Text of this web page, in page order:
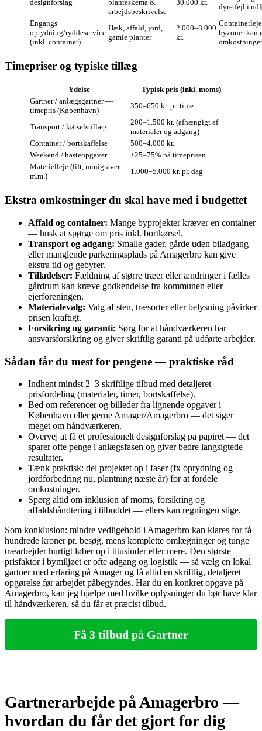
designforslag
planteskema &
arbejdsbeskrivelse
30.000 kr.
dyre fejl i
Engangs
oprydning/ryddeservice
(inkl. container)
Hæk, affald, jord,
gamle planter
2.000–8.000
kr.
byzoner kan
Timepriser og typiske tillæg
Ydelse
Typisk pris (inkl. moms)
Gartner / anlægsgartner —
timepris (København)
350–650 kr. pr. time
Transport / kørselstillæg
200–1.500 kr. (afhængigt af
materialer og adgang)
Container / bortskaffelse
500–4.000 kr.
Weekend / hasteopgaver
+25–75% på timeprisen
Materielleje (lift, minigraver
m.m.)
1.000–5.000 kr. pr. dag
Ekstra omkostninger du skal have med i budgettet
Affald og container: Mange byprojekter kræver en container
— husk at spørge om pris inkl. bortkørsel.
Transport og adgang: Smalle gader, gårde uden biladgang
eller manglende parkeringsplads på Amagerbro kan give
ekstra tid og gebyrer.
Tilladelser: Fældning af større træer eller ændringer i fælles
gårdrum kan kræve godkendelse fra kommunen eller
ejerforeningen.
Materialevalg: Valg af sten, træsorter eller belysning påvirker
prisen kraftigt.
Forsikring og garanti: Sørg for at håndværkeren har
ansvarsforsikring og giver skriftlig garanti på udførte arbejder.
Sådan får du mest for pengene — praktiske råd
Indhent mindst 2–3 skriftlige tilbud med detaljeret
prisfordeling (materialer, timer, bortskaffelse).
Bed om referencer og billeder fra lignende opgaver i
København eller gerne Amager/Amagerbro — det siger
meget om håndværkeren.
Overvej at få et professionelt designforslag på papiret — det
sparer ofte penge i anlægsfasen og giver bedre langsigtede
resultater.
Tænk praktisk: del projektet op i faser (fx oprydning og
jordforbedring nu, plantning næste år) for at fordele
omkostninger.
Spørg altid om inklusion af moms, forsikring og
affaldshåndtering i tilbuddet — ellers kan regningen stige.
Som konklusion: mindre vedligehold i Amagerbro kan klares for få
hundrede kroner pr. besøg, mens komplette omlægninger og tunge
træarbejder hurtigt løber op i titusinder eller mere. Den største
prisfaktor i bymiljøet er ofte adgang og logistik — så vælg en lokal
gartner med erfaring på Amager og få altid en skriftlig, detaljeret
opgørelse før arbejdet påbegyndes. Har du en konkret opgave på
Amagerbro, kan jeg hjælpe med hvilke oplysninger du bør have klar
til håndværkeren, så du får et præcist tilbud.
Få 3 tilbud på Gartner
Gartnerarbejde på Amagerbro —
hvordan du får det gjort for dig